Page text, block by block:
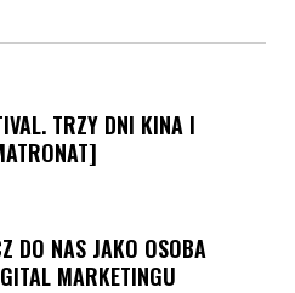
TRZY DNI KINA I
DO NAS JAKO OSOBA
MARKETINGU